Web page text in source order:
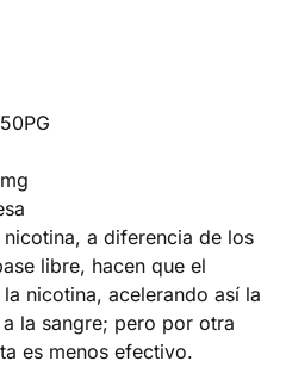
a diferencia de los
libre, hacen que el
nicotina, acelerando así la
la sangre; pero por otra
es menos efectivo.